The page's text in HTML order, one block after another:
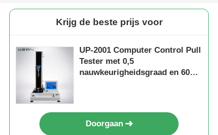
Krijg de beste prijs voor
UP-2001 Computer Control Pull
Tester met 0,5
nauwkeurigheidsgraad en 600
Doorgaan